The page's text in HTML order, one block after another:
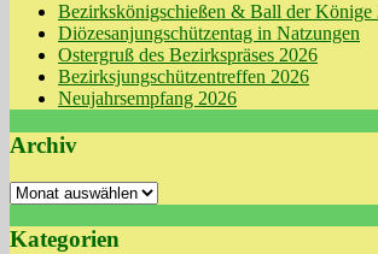
Bezirkskönigschießen & Ball der Könige
Diözesanjungschützentag in Natzungen
Ostergruß des Bezirkspräses 2026
Bezirksjungschützentreffen 2026
Neujahrsempfang 2026
Archiv
Archiv
Kategorien